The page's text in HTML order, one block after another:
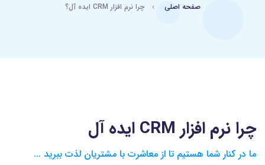
صفحه اصلی چرا نرم افزار CRM ایده آل؟
چرا نرم افزار CRM ایده آل
ما در کنار شما هستیم تا از معاشرت با مشتریان لذت ببرید ...